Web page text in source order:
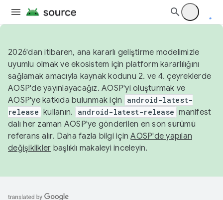
2026'dan itibaren, ana kararlı geliştirme modelimizle
uyumlu olmak ve ekosistem için platform kararlılığını
sağlamak amacıyla kaynak kodunu 2. ve 4. çeyreklerde
AOSP'de yayınlayacağız. AOSP'yi oluşturmak ve
AOSP'ye katkıda bulunmak için
android-latest-
release kullanın. android-latest-release manifest
dalı her zaman AOSP'ye gönderilen en son sürümü
referans alır. Daha fazla bilgi içinAOSP'de yapılan
değişiklikler başlıklı makaleyi inceleyin.